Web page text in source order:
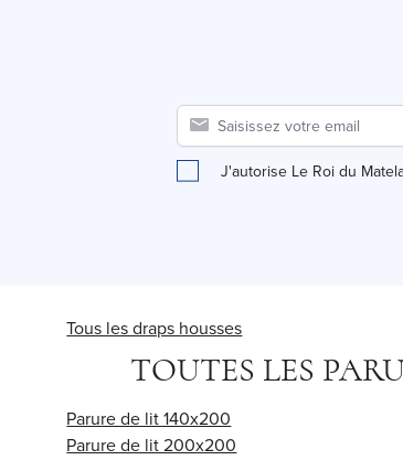
J'autorise Le Roi du
Tous les draps housses
TOUTES LES
Parure de lit 140x200
Parure de lit 200x200